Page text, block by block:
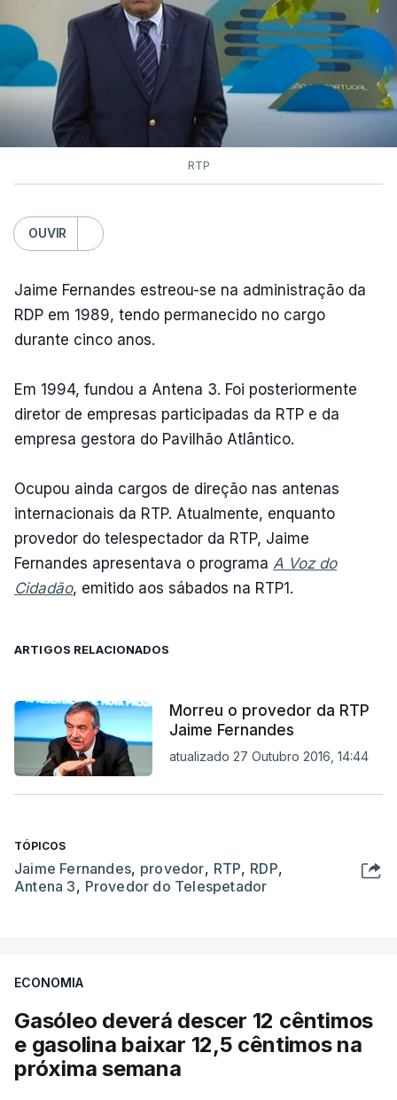
RTP
OUVIR
Jaime Fernandes estreou-se na administração da
RDP em 1989, tendo permanecido no cargo
durante cinco anos.
Em 1994, fundou a Antena 3. Foi posteriormente
diretor de empresas participadas da RTP e da
empresa gestora do Pavilhão Atlântico.
Ocupou ainda cargos de direção nas antenas
internacionais da RTP. Atualmente, enquanto
provedor do telespectador da RTP, Jaime
Fernandes apresentava o programa A Voz do
Cidadão, emitido aos sábados na RTP1.
ARTIGOS RELACIONADOS
Morreu o provedor da RTP
Jaime Fernandes
atualizado 27 Outubro 2016, 14:44
TÓPICOS
Jaime Fernandes, provedor, RTP, RDP,
Antena 3, Provedor do Telespetador
ECONOMIA
Gasóleo deverá descer 12 cêntimos
e gasolina baixar 12,5 cêntimos na
próxima semana